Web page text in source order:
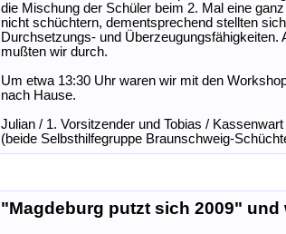
die Mischung der Schüler beim 2. Mal eine
nicht schüchtern, dementsprechend stellten
Durchsetzungs- und
mußten wir durch.
Um etwa 13:30 Uhr waren wir mit den
nach Hause.
Julian / 1. Vorsitzender und Tobias / Kassenwart
(beide Selbsthilfegruppe Braunschweig-
"Magdeburg putzt sich 2009" und